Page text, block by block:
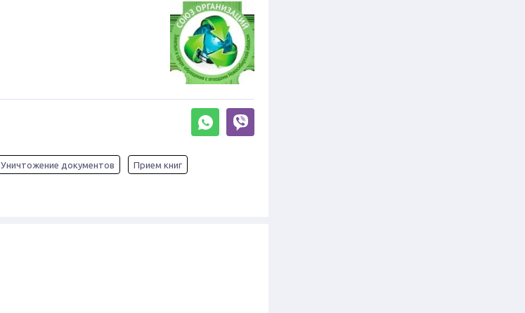
Уничтожение документов Прием книг